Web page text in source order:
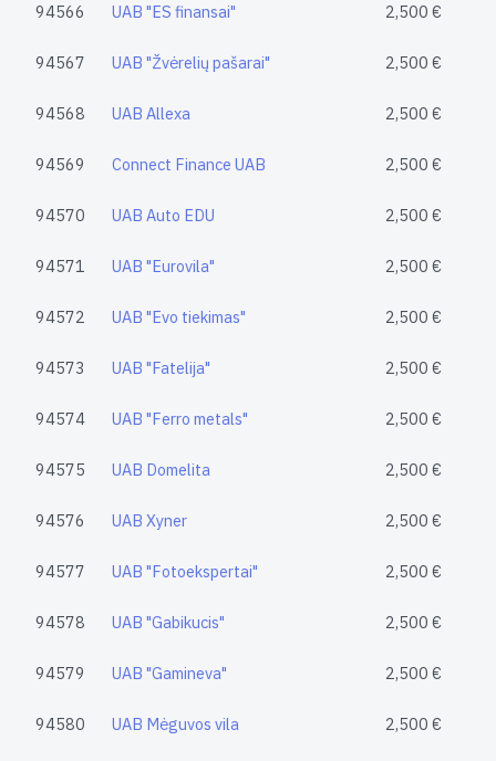
94566 UAB "ES finansai" 2,500 €
94567 UAB "Žvėrelių pašarai" 2,500 €
94568 UAB Allexa 2,500 €
94569 Connect Finance UAB 2,500 €
94570 UAB Auto EDU 2,500 €
94571 UAB "Eurovila" 2,500 €
94572 UAB "Evo tiekimas" 2,500 €
94573 UAB "Fatelija" 2,500 €
94574 UAB "Ferro metals" 2,500 €
94575 UAB Domelita 2,500 €
94576 UAB Xyner 2,500 €
94577 UAB "Fotoekspertai" 2,500 €
94578 UAB "Gabikucis" 2,500 €
94579 UAB "Gamineva" 2,500 €
94580 UAB Mėguvos vila 2,500 €